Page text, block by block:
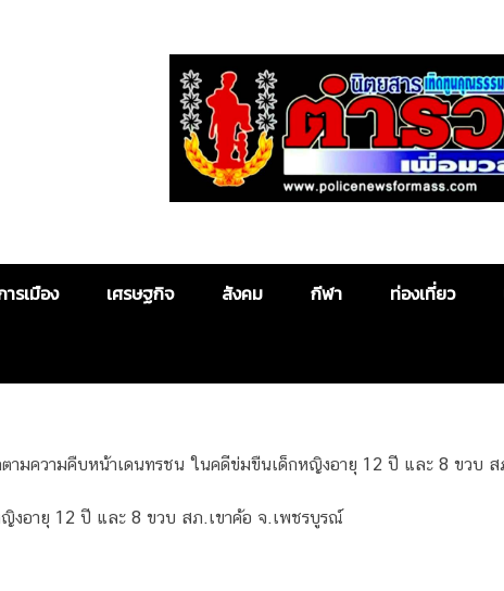
Police
ารเมือง เศรษฐกิจ สังคม กีฬา ท่องเที่ยว
ามความคืบหน้าเดนทรชน ในคดีข่มขืนเด็กหญิงอายุ 12 ปี และ 8 ขวบ